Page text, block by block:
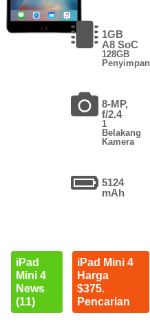
1GB
A8 SoC
128GB
8-MP,
f/2.4
1
Belakang
Kamera
5124
mAh
iPad
Mini 4
News
(11)
iPad Mini 4
Harga
$375.
Pencarian